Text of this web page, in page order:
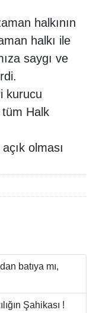
halkının
halkı ile
saygı ve
kurucu
tüm Halk
olması
batıya mı,
Şahikası !